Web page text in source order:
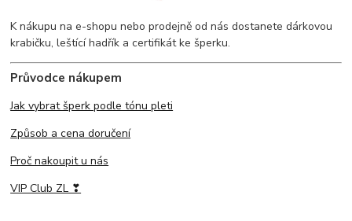
K nákupu na e-shopu nebo prodejně od nás dostanete dárkovou
krabičku, leštící hadřík a certifikát ke šperku.
Průvodce nákupem
Jak vybrat šperk podle tónu pleti
Způsob a cena doručení
Proč nakoupit u nás
VIP Club ZL ❣